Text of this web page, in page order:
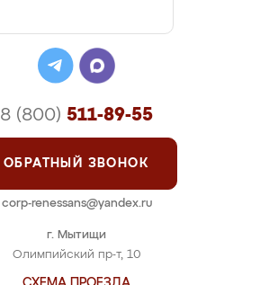
г. Мытищи
Олимпийский пр-т, 10
8 (800) 511-89-55
ОБРАТНЫЙ ЗВОНОК
corp-renessans@yandex.ru